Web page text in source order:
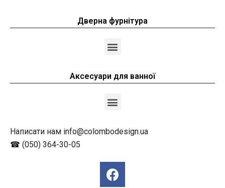
Дверна фурнітура
Аксесуари для ванної
Написати нам info@colombodesign.ua
☎ (050) 364-30-05